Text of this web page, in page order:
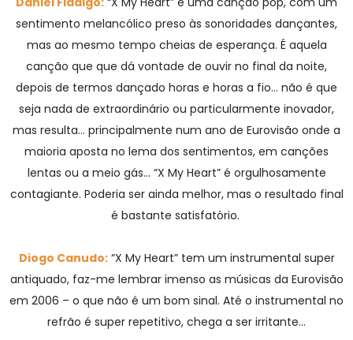
sentimento melancólico preso às sonoridades dançantes,
mas ao mesmo tempo cheias de esperança. É aquela
canção que que dá vontade de ouvir no final da noite,
depois de termos dançado horas e horas a fio… não é que
seja nada de extraordinário ou particularmente inovador,
mas resulta… principalmente num ano de Eurovisão onde a
maioria aposta no lema dos sentimentos, em canções
lentas ou a meio gás… “X My Heart” é orgulhosamente
contagiante. Poderia ser ainda melhor, mas o resultado final
é bastante satisfatório.
Diogo Canudo:“X My Heart” tem um instrumental super
antiquado, faz-me lembrar imenso as músicas da Eurovisão
em 2006 – o que não é um bom sinal. Até o instrumental no
refrão é super repetitivo, chega a ser irritante…